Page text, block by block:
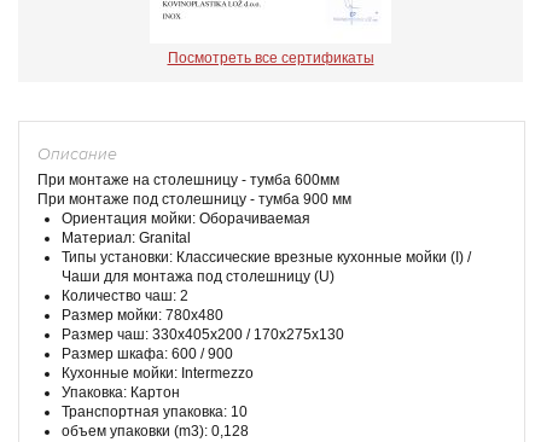
Посмотреть все сертификаты
Описание
При монтаже на столешницу - тумба 600мм
При монтаже под столешницу - тумба 900 мм
Ориентация мойки: Оборачиваемая
Материал: Granital
Типы установки: Классические врезные кухонные мойки (I) /
Чаши для монтажа под столешницу (U)
Количество чаш: 2
Размер мойки: 780x480
Размер чаш: 330x405x200 / 170x275x130
Размер шкафа: 600 / 900
Кухонные мойки: Intermezzo
Упаковка: Картон
Транспортная упаковка: 10
объем упаковки (m3): 0,128